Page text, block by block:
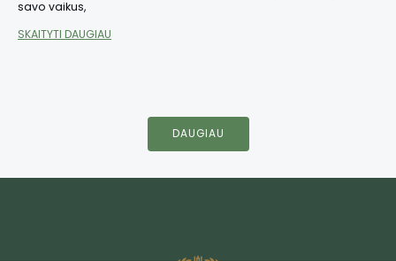
savo vaikus,
SKAITYTI DAUGIAU
DAUGIAU